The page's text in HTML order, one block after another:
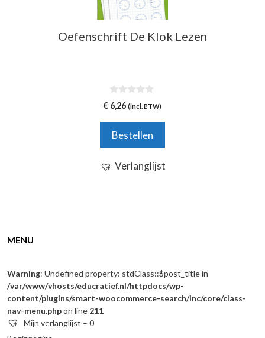
Oefenschrift De Klok Lezen
0
v
5
€ 6,26 (incl. BTW)
Bestellen
Verlanglijst
MENU
Warning: Undefined property: stdClass::$post_title in
/var/www/vhosts/educratief.nl/httpdocs/wp-
content/plugins/smart-woocommerce-search/inc/core/class-
nav-menu.phpon line 211
Mijn verlanglijst – 0